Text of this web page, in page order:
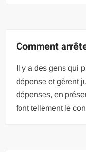
Comment
Il y a des gens qui
dépense et gèrent
dépenses, en
font tellement le